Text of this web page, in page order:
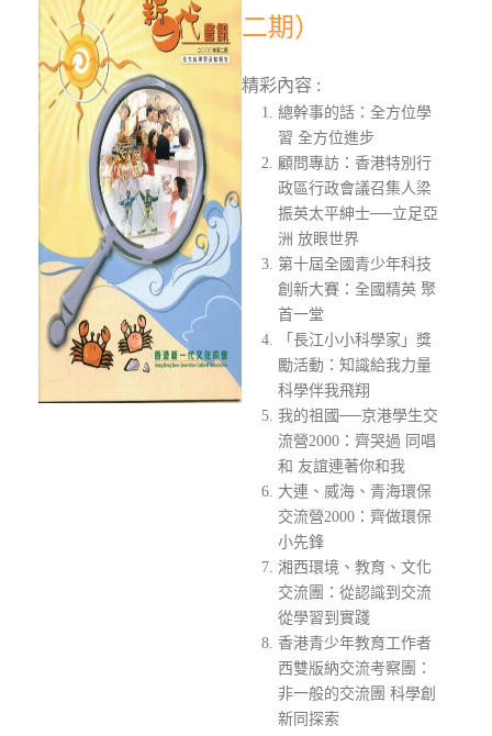
二期）
精彩內容 :
總幹事的話：全方位學
習 全方位進步
顧問專訪：香港特別行
政區行政會議召集人梁
振英太平紳士──立足亞
洲 放眼世界
第十屆全國青少年科技
創新大賽：全國精英 聚
首一堂
「長江小小科學家」獎
勵活動：知識給我力量
科學伴我飛翔
我的祖國──京港學生交
流營2000：齊哭過 同唱
和 友誼連著你和我
大連、威海、青海環保
交流營2000：齊做環保
小先鋒
湘西環境、教育、文化
交流團：從認識到交流
從學習到實踐
香港青少年教育工作者
西雙版納交流考察團：
非一般的交流團 科學創
新同探索